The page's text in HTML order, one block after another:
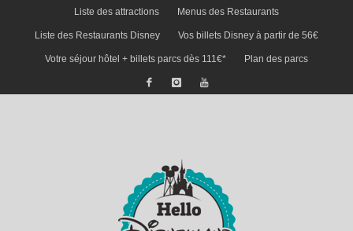
Liste des attractions Menus des Restaurants
Liste des Restaurants Disney Vos billets Disney à partir de 56€
Votre séjour hôtel + billets parcs dès 111€* Plan des parcs